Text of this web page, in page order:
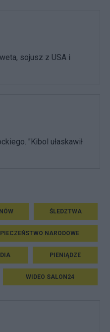
sojusz z USA i
"Kibol ułaskawił
ŚLEDZTWA
NARODOWE
PIENIĄDZE
WIDEO SALON24